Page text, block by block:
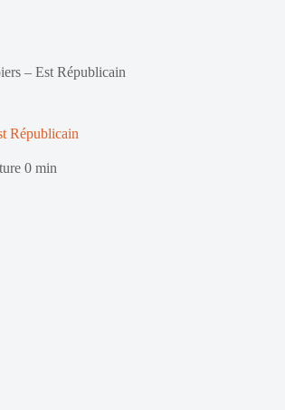
– Est Républicain
Républicain
0 min